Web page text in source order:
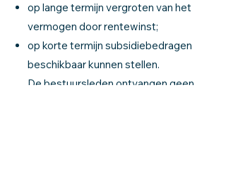
op lange termijn vergroten van het
vermogen door rentewinst;
op korte termijn subsidiebedragen
beschikbaar kunnen stellen.
De bestuursleden ontvangen geen